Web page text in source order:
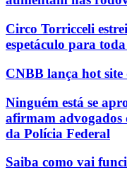
Circo Torricceli
espetáculo para
CNBB lança hot site
Ninguém está se
afirmam advogados
da Polícia Federal
Saiba como vai